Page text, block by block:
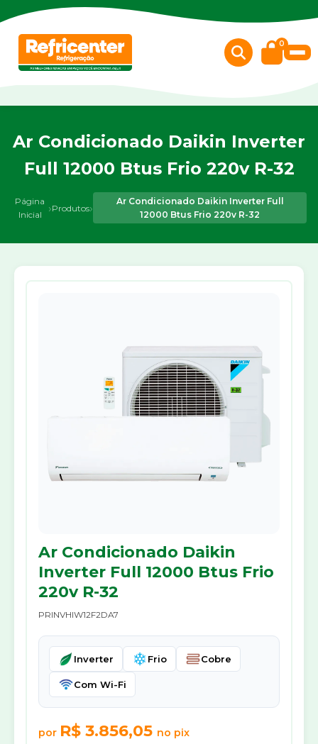
0
Ar Condicionado Daikin Inverter
Full 12000 Btus Frio 220v R-32
Página
Inicial
›Produtos›
Ar Condicionado Daikin Inverter Full
12000 Btus Frio 220v R-32
Ar Condicionado Daikin
Inverter Full 12000 Btus Frio
220v R-32
PRINVHIW12F2DA7
Inverter Frio Cobre
Com Wi-Fi
por R$ 3.856,05 no pix